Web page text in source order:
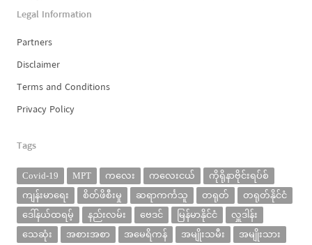
Legal Information
Partners
Disclaimer
Terms and Conditions
Privacy Policy
Tags
Covid-19 MPT ကလေး ကလေးငယ်
ကိုရိုနာဗိုင်းရပ်စ်
ကျန်းမာရေး
စိတ်ဖိစီးမှု ဆရာကင်္ကသူ တရုတ်
တရုတ်နိုင်ငံ
ဒေါ်နယ်ထရမ့်
နည်းလမ်း ဗေဒင် မြန်မာနိုင်ငံ
လှူဒါန်း
သေဆုံး
အစားအစာ အမေရိကန် အမျိုးသမီး အမျိုးသား